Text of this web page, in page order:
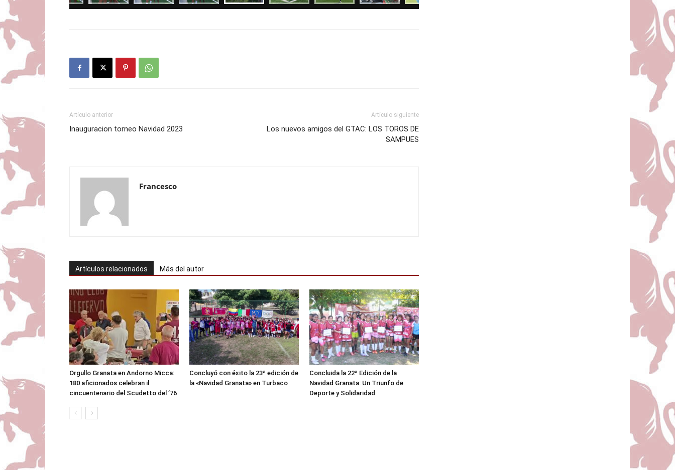
Artículo anterior
Inauguracion torneo Navidad 2023
Artículo siguiente
Los nuevos amigos del GTAC: LOS TOROS DE
SAMPUES
Francesco
Artículos relacionados Más del autor
Orgullo Granata en Andorno Micca:
180 aficionados celebran il
cincuentenario del Scudetto del ’76
Concluyó con éxito la 23ª edición de
la «Navidad Granata» en Turbaco
Concluida la 22ª Edición de la
Navidad Granata: Un Triunfo de
Deporte y Solidaridad